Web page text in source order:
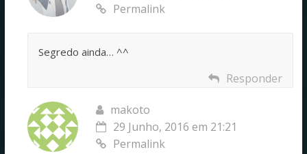
Permalink
Segredo ainda… ^^
Responder
makoto
29 Junho, 2016 em 21:21
Permalink